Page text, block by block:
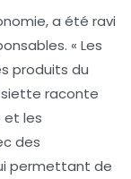
a été ravi
« Les
produits du
raconte
et les
des
permettant de